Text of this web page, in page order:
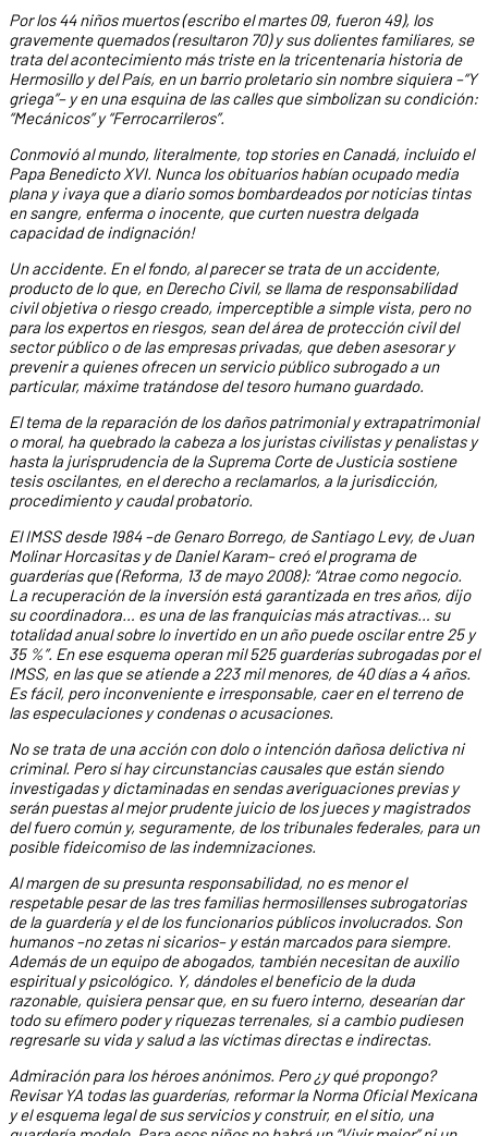
Por los 44 niños muertos (escribo el martes 09, fueron 49), los
gravemente quemados (resultaron 70) y sus dolientes familiares, se
trata del acontecimiento más triste en la tricentenaria historia de
Hermosillo y del País, en un barrio proletario sin nombre siquiera –“Y
griega”– y en una esquina de las calles que simbolizan su condición:
“Mecánicos” y “Ferrocarrileros”.
Conmovió al mundo, literalmente, top stories en Canadá, incluido el
Papa Benedicto XVI. Nunca los obituarios habían ocupado media
plana y ¡vaya que a diario somos bombardeados por noticias tintas
en sangre, enferma o inocente, que curten nuestra delgada
capacidad de indignación!
Un accidente. En el fondo, al parecer se trata de un accidente,
producto de lo que, en Derecho Civil, se llama de responsabilidad
civil objetiva o riesgo creado, imperceptible a simple vista, pero no
para los expertos en riesgos, sean del área de protección civil del
sector público o de las empresas privadas, que deben asesorar y
prevenir a quienes ofrecen un servicio público subrogado a un
particular, máxime tratándose del tesoro humano guardado.
El tema de la reparación de los daños patrimonial y extrapatrimonial
o moral, ha quebrado la cabeza a los juristas civilistas y penalistas y
hasta la jurisprudencia de la Suprema Corte de Justicia sostiene
tesis oscilantes, en el derecho a reclamarlos, a la jurisdicción,
procedimiento y caudal probatorio.
El IMSS desde 1984 –de Genaro Borrego, de Santiago Levy, de Juan
Molinar Horcasitas y de Daniel Karam– creó el programa de
guarderías que (Reforma, 13 de mayo 2008): “Atrae como negocio.
La recuperación de la inversión está garantizada en tres años, dijo
su coordinadora… es una de las franquicias más atractivas… su
totalidad anual sobre lo invertido en un año puede oscilar entre 25 y
35 %”. En ese esquema operan mil 525 guarderías subrogadas por el
IMSS, en las que se atiende a 223 mil menores, de 40 días a 4 años.
Es fácil, pero inconveniente e irresponsable, caer en el terreno de
las especulaciones y condenas o acusaciones.
No se trata de una acción con dolo o intención dañosa delictiva ni
criminal. Pero sí hay circunstancias causales que están siendo
investigadas y dictaminadas en sendas averiguaciones previas y
serán puestas al mejor prudente juicio de los jueces y magistrados
del fuero común y, seguramente, de los tribunales federales, para un
posible fideicomiso de las indemnizaciones.
Al margen de su presunta responsabilidad, no es menor el
respetable pesar de las tres familias hermosillenses subrogatorias
de la guardería y el de los funcionarios públicos involucrados. Son
humanos –no zetas ni sicarios– y están marcados para siempre.
Además de un equipo de abogados, también necesitan de auxilio
espiritual y psicológico. Y, dándoles el beneficio de la duda
razonable, quisiera pensar que, en su fuero interno, desearían dar
todo su efímero poder y riquezas terrenales, si a cambio pudiesen
regresarle su vida y salud a las víctimas directas e indirectas.
Admiración para los héroes anónimos. Pero ¿y qué propongo?
Revisar YA todas las guarderías, reformar la Norma Oficial Mexicana
y el esquema legal de sus servicios y construir, en el sitio, una